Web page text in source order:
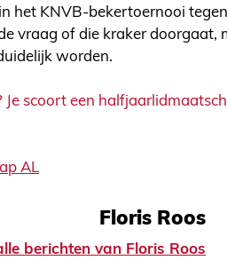
het KNVB-bekertoernooi
vraag of die kraker doorgaat,
worden.
Je scoort een
Floris Roos
berichten van Floris Roos